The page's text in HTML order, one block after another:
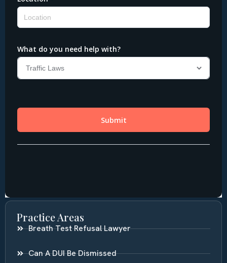
Practice Areas
Breath Test Refusal Lawyer
Can A DUI Be Dismissed